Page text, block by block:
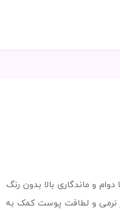
و ماندگاری بالا بدون رنگ
نرمی و لطافت پوست کمک به